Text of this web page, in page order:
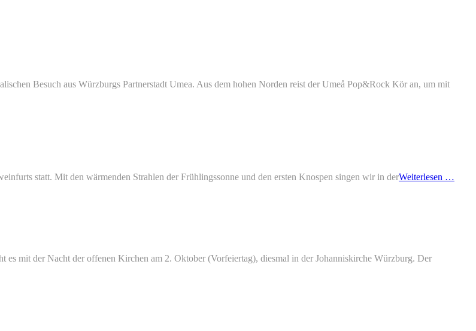
Besuch aus Würzburgs Partnerstadt Umea. Aus dem hohen Norden reist der Umeå Pop&Rock Kör an, um mit
statt. Mit den wärmenden Strahlen der Frühlingssonne und den ersten Knospen singen wir in derWeiterlesen …
es mit der Nacht der offenen Kirchen am 2. Oktober (Vorfeiertag), diesmal in der Johanniskirche Würzburg. Der